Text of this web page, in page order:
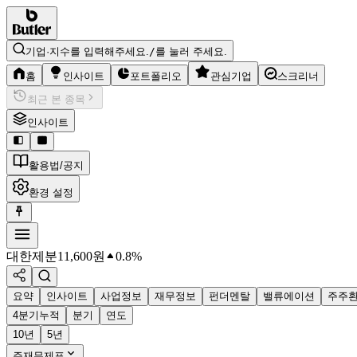
기업·지수를 입력해주세요./를 눌러 주세요.
홈 인사이트 포트폴리오 관심기업
스크리너
최근 본 종목
인사이트
활용법/공지
환경 설정
대한제분11,600원 0.8%
요약 인사이트 사업정보 재무정보 펀더멘탈 밸류에이션 주주
4분기누적
분기
연도
10년
5년